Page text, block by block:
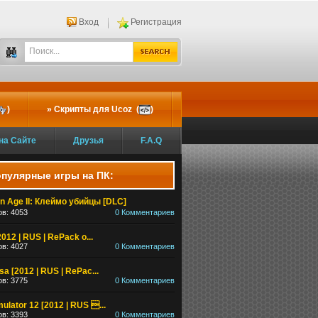
Вход
Регистрация
) Скрипты для Ucoz ( )
Сайте Друзья F.A.Q
игры на ПК:
Age II: Клеймо убийцы [DLC]
0 Комментариев
4053
| RUS | RePack о...
0 Комментариев
4027
[2012 | RUS | RePac...
0 Комментариев
3775
12 [2012 | RUS ...
0 Комментариев
3393